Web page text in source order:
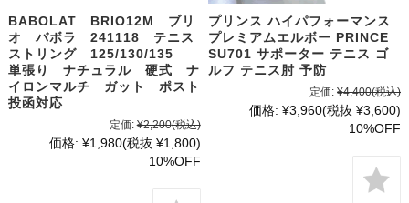
BABOLAT BRIO12M ブリ
オ バボラ 241118 テニス
ストリング 125/130/135
単張り ナチュラル 硬式 ナ
イロンマルチ ガット ポスト
投函対応
定価: ¥2,200(税込)
価格: ¥1,980(税抜 ¥1,800)
10%OFF
プリンス ハイパフォーマンス
プレミアムエルボー PRINCE
SU701 サポーター テニス ゴ
ルフ テニス肘 予防
定価: ¥4,400(税込)
価格: ¥3,960(税抜 ¥3,600)
10%OFF